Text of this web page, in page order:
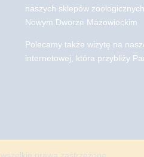
naszych sklepów
Nowym Dworze Mazowieckim
Polecamy także wizytę na
internetowej, która przybliży